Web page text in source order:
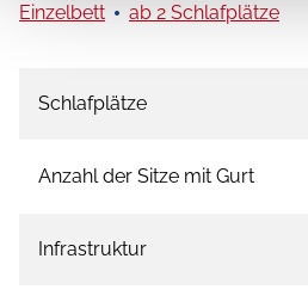
Einzelbett ab 2 Schlafplätze
Schlafplätze
Anzahl der Sitze mit Gurt
Infrastruktur